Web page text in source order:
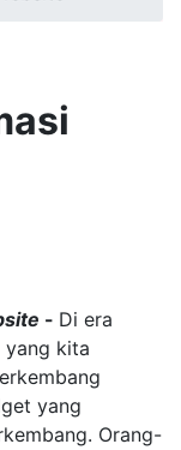
- Di era
yang kita
yang
Orang-